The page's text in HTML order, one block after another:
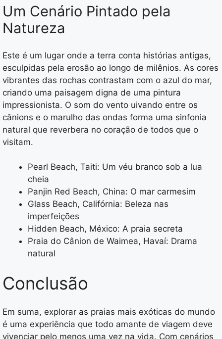
Um Cenário Pintado pela
Natureza
Este é um lugar onde a terra conta histórias antigas,
esculpidas pela erosão ao longo de milênios. As cores
vibrantes das rochas contrastam com o azul do mar,
criando uma paisagem digna de uma pintura
impressionista. O som do vento uivando entre os
cânions e o marulho das ondas forma uma sinfonia
natural que reverbera no coração de todos que o
visitam.
Pearl Beach, Taiti: Um véu branco sob a lua
cheia
Panjin Red Beach, China: O mar carmesim
Glass Beach, Califórnia: Beleza nas
imperfeições
Hidden Beach, México: A praia secreta
Praia do Cânion de Waimea, Havaí: Drama
natural
Conclusão
Em suma, explorar as praias mais exóticas do mundo
é uma experiência que todo amante de viagem deve
vivenciar pelo menos uma vez na vida. Com cenários